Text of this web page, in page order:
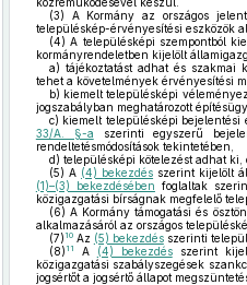
(3) A Kormány az országos
településkép-érvényesítési eszközök
(4) A településképi szempontból
kormányrendeletben kijelölt
a) tájékoztatást adhat és szakmai
tehet a követelmények érvényesítési
b) kiemelt településképi
jogszabályban meghatározott
c) kiemelt településképi bejelentési
33/A. §-a szerinti egyszerű
rendeltetésmódosítások tekintetében,
d) településképi kötelezést adhat ki,
(5) A (4) bekezdés szerint kijelölt
(1)–(3) bekezdésében foglaltak
közigazgatási bírságnak megfelelő
(6) A Kormány támogatási és
alkalmazásáról az országos
(7) 10Az (5) bekezdésszerinti
(8) 11 A (4) bekezdésszerint
közigazgatási szabályszegések
jogsértőt a jogsértő állapot